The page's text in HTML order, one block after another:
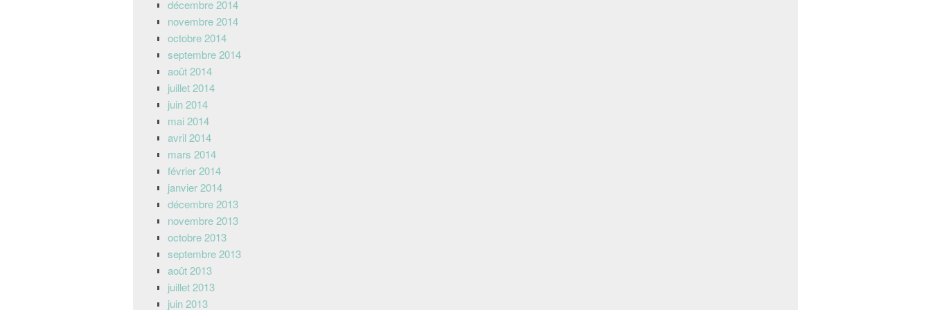
décembre 2014
novembre 2014
octobre 2014
septembre 2014
août 2014
juillet 2014
juin 2014
mai 2014
avril 2014
mars 2014
février 2014
janvier 2014
décembre 2013
novembre 2013
octobre 2013
septembre 2013
août 2013
juillet 2013
juin 2013